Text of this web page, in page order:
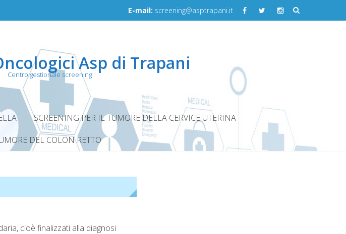
E-mail: screening@asptrapani.it
Asp di Trapani
Centro gestionale screening
SCREENING PER IL TUMORE DELLA CERVICE UTERINA
DEL COLON RETTO
cioè finalizzati alla diagnosi